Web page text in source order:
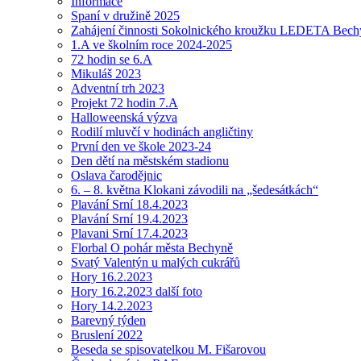
Spaní v družině 2025
Zahájení činnosti Sokolnického kroužku LEDETA
1.A ve školním roce 2024-2025
72 hodin se 6.A
Mikuláš 2023
Adventní trh 2023
Projekt 72 hodin 7.A
Halloweenská výzva
Rodilí mluvčí v hodinách angličtiny
První den ve škole 2023-24
Den dětí na městském stadionu
Oslava čarodějnic
6. – 8. května Klokani závodili na „šedesátkách“
Plavání Srní 18.4.2023
Plavání Srní 19.4.2023
Plavani Srní 17.4.2023
Florbal O pohár města Bechyně
Svatý Valentýn u malých cukrářů
Hory 16.2.2023
Hory 16.2.2023 další foto
Hory 14.2.2023
Barevný týden
Bruslení 2022
Beseda se spisovatelkou M. Fišarovou